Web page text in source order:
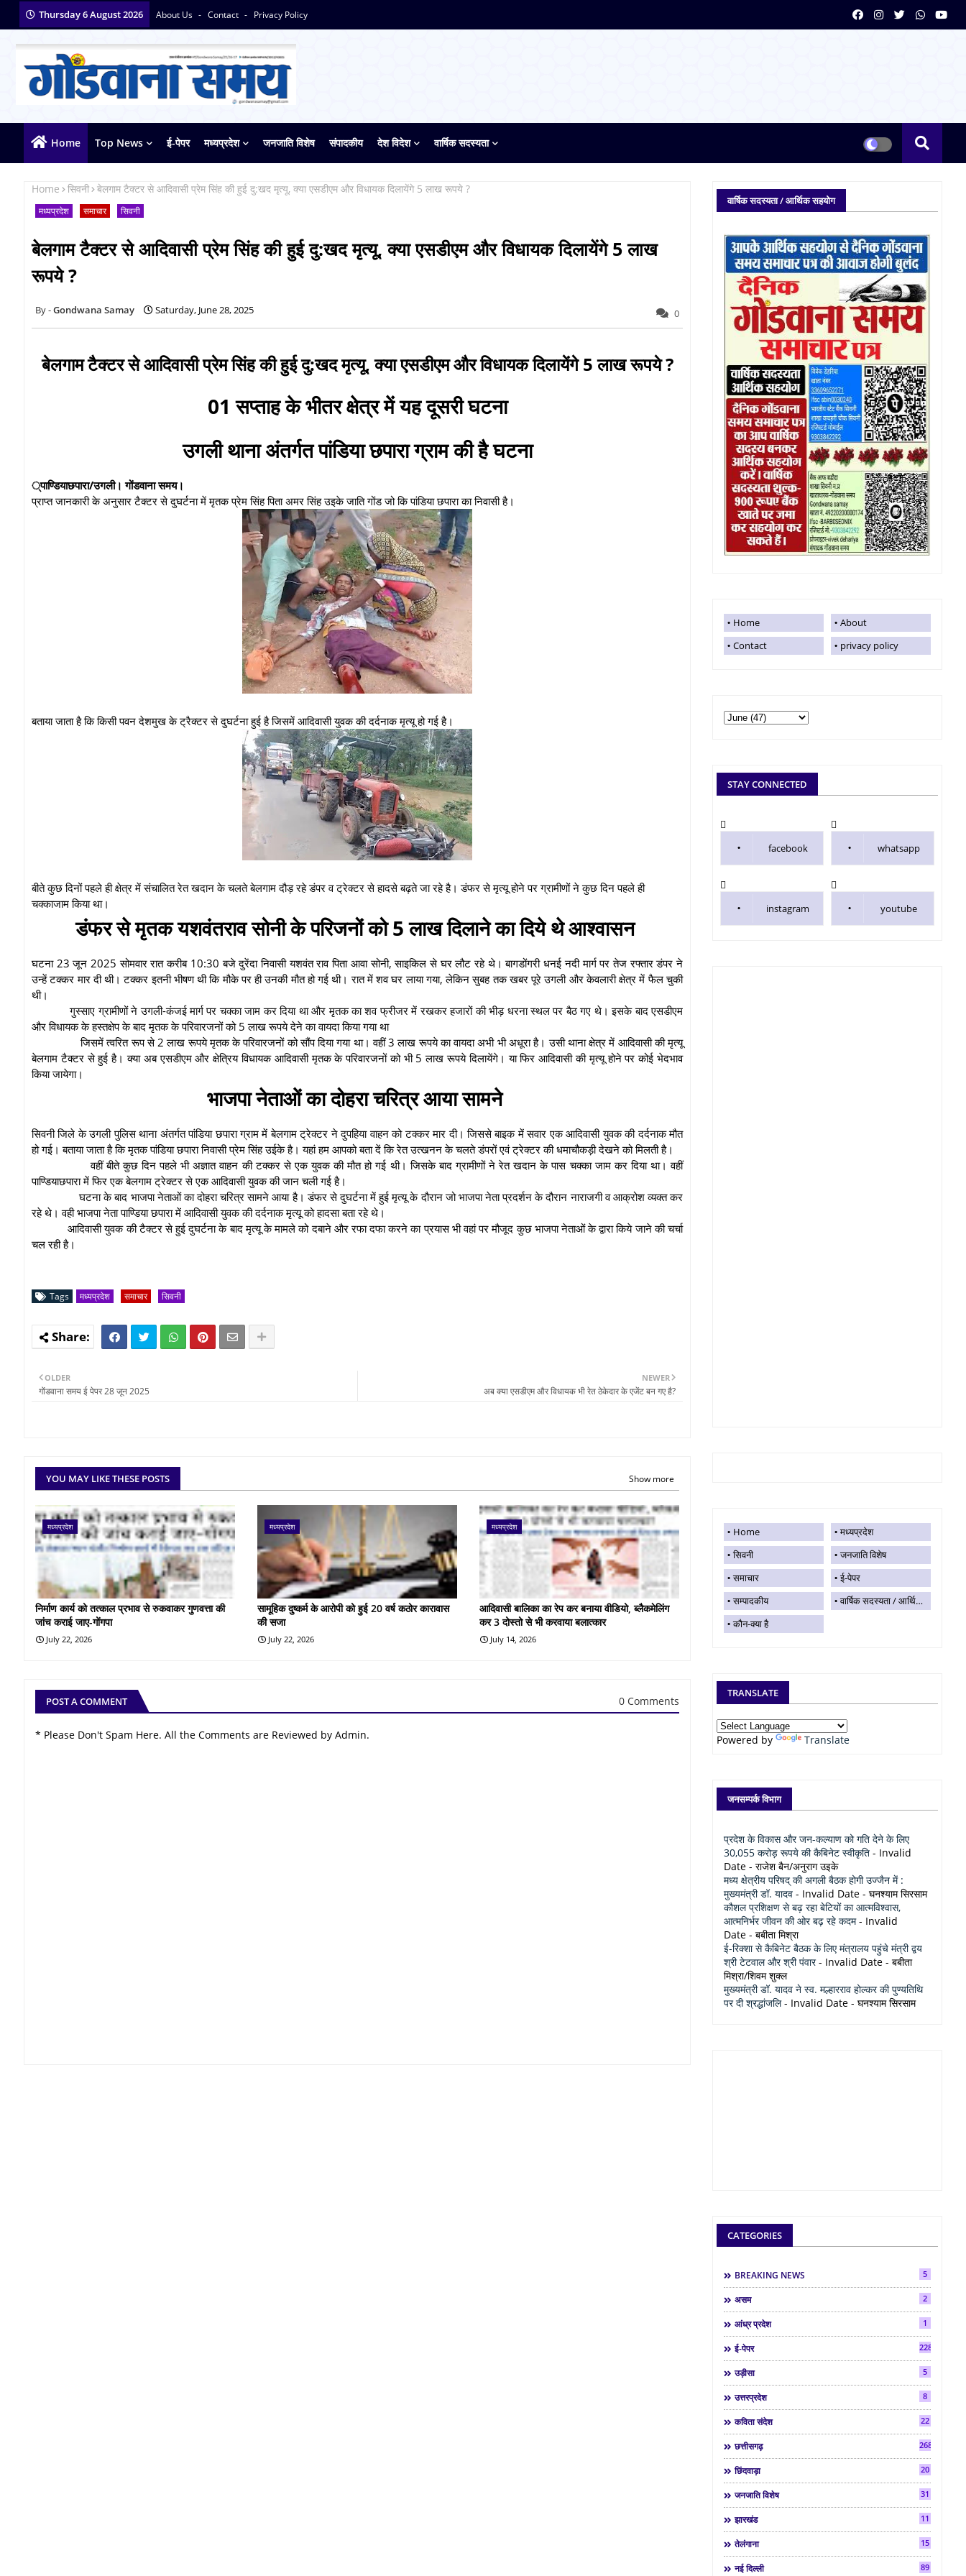
Thursday 6 August 2026 About Us Contact Privacy Policy
Home Top News ई-पेपर मध्यप्रदेश जनजाति विशेष संपादकीय देश विदेश वार्षिक सदस्यता
Home सिवनी बेलगाम टैक्टर से आदिवासी प्रेम सिंह की हुई दु:खद मृत्यू, क्या एसडीएम और विधायक दिलायेंगे 5 लाख रूपये ?
मध्यप्रदेश समाचार सिवनी
बेलगाम टैक्टर से आदिवासी प्रेम सिंह की हुई दु:खद मृत्यू, क्या एसडीएम और विधायक दिलायेंगे 5 लाख
रूपये ?
Gondwana Samay Saturday, June 28, 2025 0
बेलगाम टैक्टर से आदिवासी प्रेम सिंह की हुई दु:खद मृत्यू, क्या एसडीएम और विधायक दिलायेंगे 5 लाख रूपये ?
01 सप्ताह के भीतर क्षेत्र में यह दूसरी घटना
उगली थाना अंतर्गत पांडिया छपारा ग्राम की है घटना
्पाण्डियाछपारा/उगली। गोंडवाना समय।
प्राप्त जानकारी के अनुसार टैक्टर से दुघर्टना में मृतक प्रेम सिंह पिता अमर सिंह उइके जाति गोंड जो कि पांडिया छपारा का निवासी है।
बताया जाता है कि किसी पवन देशमुख के ट्रैक्टर से दुघर्टना हुई है जिसमें आदिवासी युवक की दर्दनाक मृत्यू हो गई है।
बीते कुछ दिनों पहले ही क्षेत्र में संचालित रेत खदान के चलते बेलगाम दौड़ रहे डंपर व ट्रेक्टर से हादसे बढ़ते जा रहे है। डंफर से मृत्यू होने पर ग्रामीणों ने कुछ दिन पहले ही
चक्काजाम किया था।
डंफर से मृतक यशवंतराव सोनी के परिजनों को 5 लाख दिलाने का दिये थे आश्वासन
घटना 23 जून 2025 सोमवार रात करीब 10:30 बजे दुरेंदा निवासी यशवंत राव पिता आवा सोनी, साइकिल से घर लौट रहे थे। बागडोंगरी धनई नदी मार्ग पर तेज रफ्तार डंपर ने
उन्हें टक्कर मार दी थी। टक्कर इतनी भीषण थी कि मौके पर ही उनकी मौत हो गई थी। रात में शव घर लाया गया, लेकिन सुबह तक खबर पूरे उगली और केवलारी क्षेत्र में फैल चुकी
थी।
गुस्साए ग्रामीणों ने उगली-कंजई मार्ग पर चक्का जाम कर दिया था और मृतक का शव फ्रीजर में रखकर हजारों की भीड़ धरना स्थल पर बैठ गए थे। इसके बाद एसडीएम
और विधायक के हस्तक्षेप के बाद मृतक के परिवारजनों को 5 लाख रूपये देने का वायदा किया गया था
जिसमें त्वरित रूप से 2 लाख रूपये मृतक के परिवारजनों को सौंप दिया गया था। वहीं 3 लाख रूपये का वायदा अभी भी अधूरा है। उसी थाना क्षेत्र में आदिवासी की मृत्यू
बेलगाम टैक्टर से हुई है। क्या अब एसडीएम और क्षेत्रिय विधायक आदिवासी मृतक के परिवारजनों को भी 5 लाख रूपये दिलायेंगे। या फिर आदिवासी की मृत्यू होने पर कोई भेदभाव
किया जायेगा।
भाजपा नेताओं का दोहरा चरित्र आया सामने
सिवनी जिले के उगली पुलिस थाना अंतर्गत पांडिया छपारा ग्राम में बेलगाम ट्रेक्टर ने दुपहिया वाहन को टक्कर मार दी। जिससे बाइक में सवार एक आदिवासी युवक की दर्दनाक मौत
हो गई। बताया जाता है कि मृतक पांडिया छपारा निवासी प्रेम सिंह उईके है। यहां हम आपको बता दें कि रेत उत्खनन के चलते डंपरों एवं ट्रेक्टर की धमाचौकड़ी देखने को मिलती है।
वहीं बीते कुछ दिन पहले भी अज्ञात वाहन की टक्कर से एक युवक की मौत हो गई थी। जिसके बाद ग्रामीणों ने रेत खदान के पास चक्का जाम कर दिया था। वहीं
पाण्डियाछपारा में फिर एक बेलगाम ट्रेक्टर से एक आदिवासी युवक की जान चली गई है।
घटना के बाद भाजपा नेताओं का दोहरा चरित्र सामने आया है। डंफर से दुघर्टना में हुई मृत्यू के दौरान जो भाजपा नेता प्रदर्शन के दौरान नाराजगी व आक्रोश व्यक्त कर
रहे थे। वही भाजपा नेता पाण्डिया छपारा में आदिवासी युवक की दर्दनाक मृत्यू को हादसा बता रहे थे।
आदिवासी युवक की टैक्टर से हुई दुघर्टना के बाद मृत्यू के मामले को दबाने और रफा दफा करने का प्रयास भी वहां पर मौजूद कुछ भाजपा नेताओं के द्वारा किये जाने की चर्चा
चल रही है।
Tags मध्यप्रदेश समाचार सिवनी
NEWER
अब क्या एसडीएम और विधायक भी रेत ठेकेदार के एजेंट बन गए है?
OLDER
गोंडवाना समय ई पेपर 28 जून 2025
YOU MAY LIKE THESE POSTS Show more
मध्यप्रदेश
निर्माण कार्य को तत्काल प्रभाव से रुकवाकर गुणवत्ता की
जांच कराई जाए-गोंगपा
July 22, 2026
मध्यप्रदेश
सामूहिक दुष्कर्म के आरोपी को हुई 20 वर्ष कठोर कारावास
की सजा
July 22, 2026
मध्यप्रदेश
आदिवासी बालिका का रेप कर बनाया वीडियो, ब्लैकमेलिंग
कर 3 दोस्तो से भी करवाया बलात्कार
July 14, 2026
POST A COMMENT 0 Comments
* Please Don't Spam Here. All the Comments are Reviewed by Admin.
वार्षिक सदस्यता / आर्थिक सहयोग
Home
About
Contact
privacy policy
STAY CONNECTED
facebook whatsapp
instagram youtube
Home
मध्यप्रदेश
सिवनी
जनजाति विशेष
समाचार
ई-पेपर
सम्पादकीय
वार्षिक सदस्यता / आर्थिक सहयोग
कौन-क्या है
TRANSLATE
Powered by Translate
जनसम्पर्क विभाग
प्रदेश के विकास और जन-कल्याण को गति देने के लिए
30,055 करोड़ रूपये की कैबिनेट स्वीकृति - Invalid
Date - राजेश बैन/अनुराग उइके
मध्य क्षेत्रीय परिषद् की अगली बैठक होगी उज्जैन में :
मुख्यमंत्री डॉ. यादव - Invalid Date - घनश्याम सिरसाम
कौशल प्रशिक्षण से बढ़ रहा बेटियों का आत्मविश्वास,
आत्मनिर्भर जीवन की ओर बढ़ रहे कदम- Invalid
Date - बबीता मिश्रा
ई-रिक्शा से कैबिनेट बैठक के लिए मंत्रालय पहुंचे मंत्री द्वय
श्री टेटवाल और श्री पंवार- Invalid Date - बबीता
मिश्रा/शिवम शुक्ल
मुख्यमंत्री डॉ. यादव ने स्व. मल्हारराव होल्कर की पुण्यतिथि
पर दी श्रद्धांजलि- Invalid Date - घनश्याम सिरसाम
CATEGORIES
BREAKING NEWS 5
असम 2
आंध्र प्रदेश 1
ई-पेपर 2286
उड़ीसा 5
उत्तरप्रदेश 8
कविता संदेश 22
छत्तीसगढ़ 268
छिंदवाड़ा 20
जनजाति विशेष 31
झारखंड 11
तेलंगाना 15
नई दिल्ली 89